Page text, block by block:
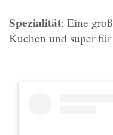
Spezialität: Eine
Kuchen und super